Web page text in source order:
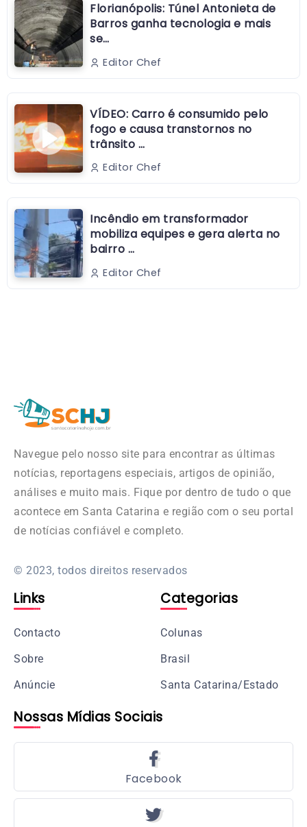
Florianópolis: Túnel Antonieta de
Barros ganha tecnologia e mais
se…
Editor Chef
VÍDEO: Carro é consumido pelo
fogo e causa transtornos no
trânsito …
Editor Chef
Incêndio em transformador
mobiliza equipes e gera alerta no
bairro …
Editor Chef
Navegue pelo nosso site para encontrar as últimas
notícias, reportagens especiais, artigos de opinião,
análises e muito mais. Fique por dentro de tudo o que
acontece em Santa Catarina e região com o seu portal
de notícias confiável e completo.
© 2023, todos direitos reservados
Links
Contacto
Sobre
Anúncie
Categorias
Colunas
Brasil
Santa Catarina/Estado
Nossas Mídias Sociais
Facebook